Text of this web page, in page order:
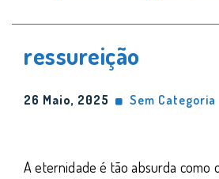
ressureição
26 Maio, 2025 Sem Categoria
A eternidade é tão absurda como